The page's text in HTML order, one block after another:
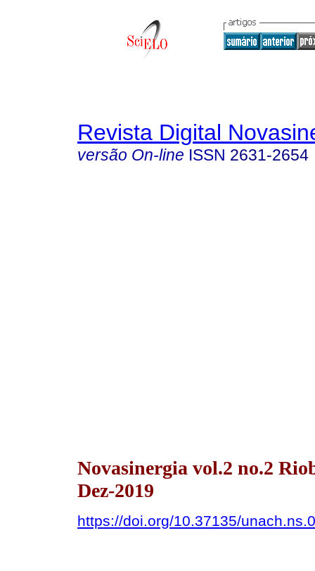
Revista Digital
versão On-line ISSN 2631-2654
Novasinergia vol.2 no.2
Dez-2019
https://doi.org/10.37135/